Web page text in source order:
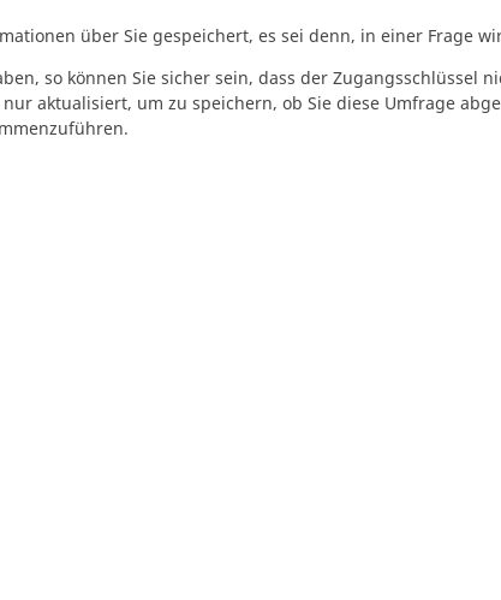
über Sie gespeichert, es sei denn, in einer Frage
so können Sie sicher sein, dass der Zugangsschlüssel
aktualisiert, um zu speichern, ob Sie diese Umfrage